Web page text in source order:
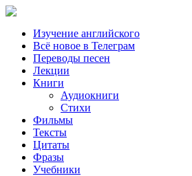
Изучение английского
Всё новое в Телеграм
Переводы песен
Лекции
Книги
Аудиокниги
Стихи
Фильмы
Тексты
Цитаты
Фразы
Учебники